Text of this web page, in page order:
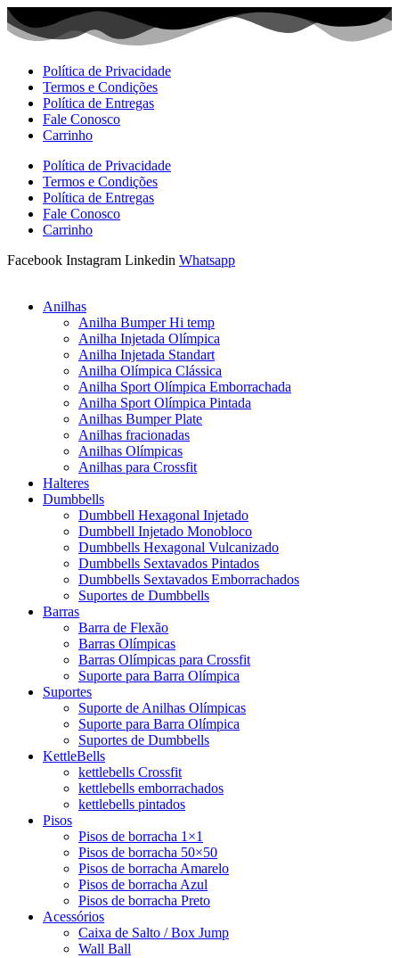
Ir
para
Política de Privacidade
Termos e Condições
Política de Entregas
Fale Conosco
Carrinho
Política de Privacidade
Termos e Condições
Política de Entregas
Fale Conosco
Carrinho
Facebook Instagram Linkedin Whatsapp
Anilhas
Anilha Bumper Hi temp
Anilha Injetada Olímpica
Anilha Injetada Standart
Anilha Olímpica Clássica
Anilha Sport Olímpica Emborrachada
Anilha Sport Olímpica Pintada
Anilhas Bumper Plate
Anilhas fracionadas
Anilhas Olímpicas
Anilhas para Crossfit
Halteres
Dumbbells
Dumbbell Hexagonal Injetado
Dumbbell Injetado Monobloco
Dumbbells Hexagonal Vulcanizado
Dumbbells Sextavados Pintados
Dumbbells Sextavados Emborrachados
Suportes de Dumbbells
Barras
Barra de Flexão
Barras Olímpicas
Barras Olímpicas para Crossfit
Suporte para Barra Olímpica
Suportes
Suporte de Anilhas Olímpicas
Suporte para Barra Olímpica
Suportes de Dumbbells
KettleBells
kettlebells Crossfit
kettlebells emborrachados
kettlebells pintados
Pisos
Pisos de borracha 1×1
Pisos de borracha 50×50
Pisos de borracha Amarelo
Pisos de borracha Azul
Pisos de borracha Preto
Acessórios
Caixa de Salto / Box Jump
Wall Ball